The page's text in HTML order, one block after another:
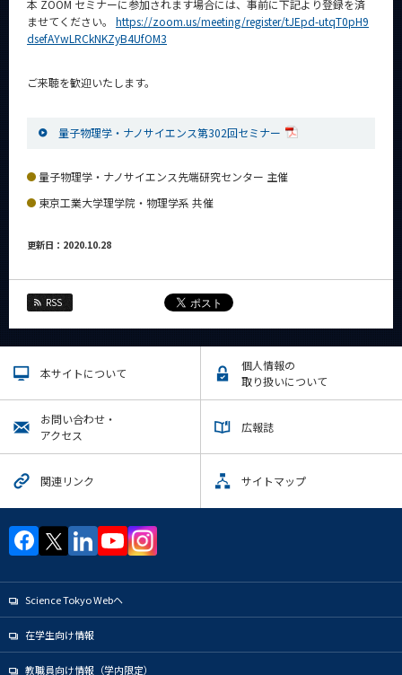
本 ZOOM セミナーに参加されます場合には、事前に下記より登録を済
ませてください。 https://zoom.us/meeting/register/tJEpd-utqT0pH9
dsefAYwLRCkNKZyB4UfOM3
ご来聴を歓迎いたします。
量子物理学・ナノサイエンス第302回セミナー
量子物理学・ナノサイエンス先端研究センター 主催
東京工業大学理学院・物理学系 共催
更新日：2020.10.28
RSS
本サイトについて
個人情報の
取り扱いについて
お問い合わせ・
アクセス
広報誌
関連リンク サイトマップ
Science Tokyo Webヘ
在学生向け情報
教職員向け情報（学内限定）